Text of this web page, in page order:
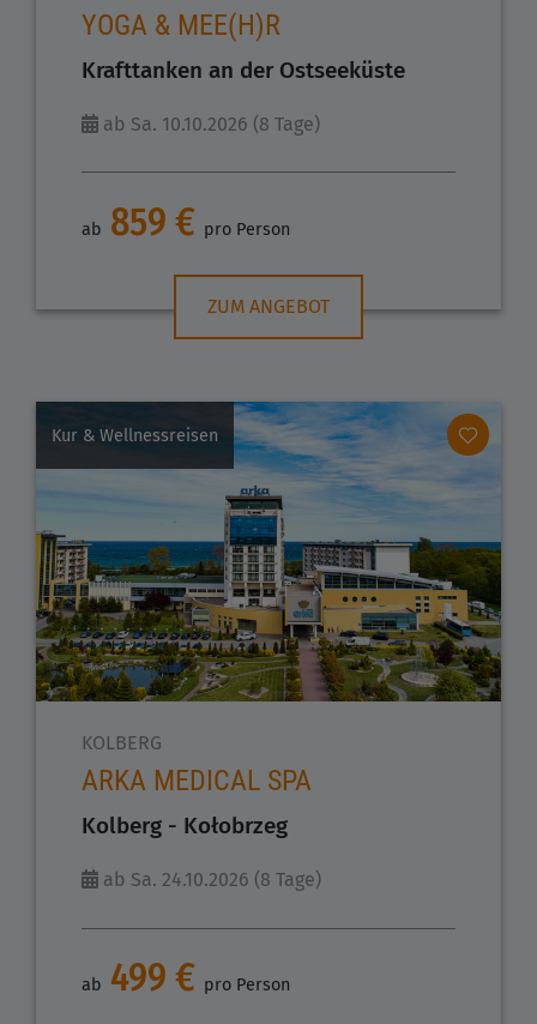
YOGA & MEE(H)R
Krafttanken an der Ostseeküste
ab Sa. 10.10.2026 (8 Tage)
ab 859 € pro Person
ZUM ANGEBOT
Kur & Wellnessreisen
KOLBERG
ARKA MEDICAL SPA
Kolberg - Kołobrzeg
ab Sa. 24.10.2026 (8 Tage)
ab 499 € pro Person